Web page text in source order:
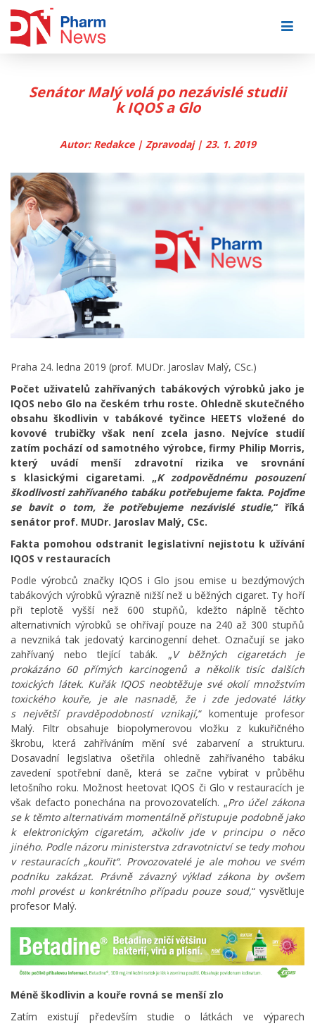
Senátor Malý volá po nezávislé studii
k IQOS a Glo
Autor: Redakce | Zpravodaj | 23. 1. 2019
Praha 24. ledna 2019 (prof. MUDr. Jaroslav Malý, CSc.)
Počet uživatelů zahřívaných tabákových výrobků jako je
IQOS nebo Glo na českém trhu roste. Ohledně skutečného
obsahu škodlivin v tabákové tyčince HEETS vložené do
kovové trubičky však není zcela jasno. Nejvíce studií
zatím pochází od samotného výrobce, firmy Philip Morris,
který uvádí menší zdravotní rizika ve srovnání
s klasickými cigaretami. „K zodpovědnému posouzení
škodlivosti zahřívaného tabáku potřebujeme fakta. Pojďme
se bavit o tom, že potřebujeme nezávislé studie,“ říká
senátor prof. MUDr. Jaroslav Malý, CSc.
Fakta pomohou odstranit legislativní nejistotu k užívání
IQOS v restauracích
Podle výrobců značky IQOS i Glo jsou emise u bezdýmových
tabákových výrobků výrazně nižší než u běžných cigaret. Ty hoří
při teplotě vyšší než 600 stupňů, kdežto náplně těchto
alternativních výrobků se ohřívají pouze na 240 až 300 stupňů
a nevzniká tak jedovatý karcinogenní dehet. Označují se jako
zahřívaný nebo tlející tabák. „V běžných cigaretách je
prokázáno 60 přímých karcinogenů a několik tisíc dalších
toxických látek. Kuřák IQOS neobtěžuje své okolí množstvím
toxického kouře, je ale nasnadě, že i zde jedovaté látky
s největší pravděpodobností vznikají,“ komentuje profesor
Malý. Filtr obsahuje biopolymerovou vložku z kukuřičného
škrobu, která zahříváním mění své zabarvení a strukturu.
Dosavadní legislativa ošetřila ohledně zahřívaného tabáku
zavedení spotřební daně, která se začne vybírat v průběhu
letošního roku. Možnost heetovat IQOS či Glo v restauracích je
však defacto ponechána na provozovatelích. „Pro účel zákona
se k těmto alternativám momentálně přistupuje podobně jako
k elektronickým cigaretám, ačkoliv jde v principu o něco
jiného. Podle názoru ministerstva zdravotnictví se tedy mohou
v restauracích „kouřit“. Provozovatelé je ale mohou ve svém
podniku zakázat. Právně závazný výklad zákona by ovšem
mohl provést u konkrétního případu pouze soud,“ vysvětluje
profesor Malý.
Méně škodlivin a kouře rovná se menší zlo
Zatím existují především studie o látkách ve výparech